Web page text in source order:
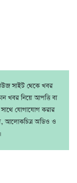
সাইট থেকে খবর
খবর নিয়ে আপত্তি বা
সাথে যোগাযোগ করার
আলোকচিত্র অডিও ও